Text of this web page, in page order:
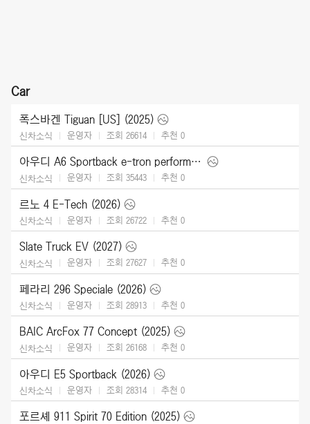
Car
폭스바겐 Tiguan [US] (2025)
신차소식 운영자 조회 26614 추천 0
아우디 A6 Sportback e-tron performance [UK] (2025)
신차소식 운영자 조회 35443 추천 0
르노 4 E-Tech (2026)
신차소식 운영자 조회 26722 추천 0
Slate Truck EV (2027)
신차소식 운영자 조회 27627 추천 0
페라리 296 Speciale (2026)
신차소식 운영자 조회 28913 추천 0
BAIC ArcFox 77 Concept (2025)
신차소식 운영자 조회 26168 추천 0
아우디 E5 Sportback (2026)
신차소식 운영자 조회 28314 추천 0
포르셰 911 Spirit 70 Edition (2025)